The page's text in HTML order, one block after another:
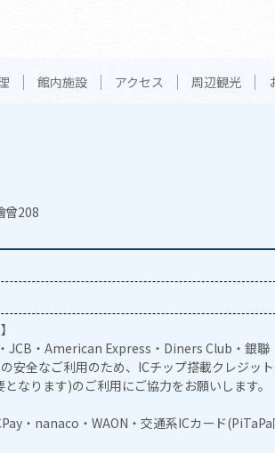
館内施設 アクセス 周辺観光
208
JCB・American Express・Diners Club・銀聯
安全なご利用のため、ICチップ搭載クレジッ
なります)のご利用にご協力をお願いします。
・nanaco・WAON・交通系ICカード